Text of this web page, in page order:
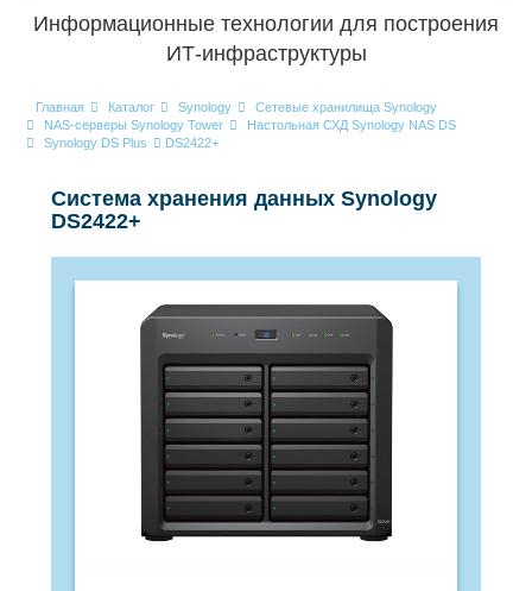
Информационные технологии для построения
ИТ-инфраструктуры
Главная Каталог Synology
Сетевые хранилища Synology
NAS-серверы Synology Tower
Настольная СХД Synology NAS DS
Synology DS Plus
DS2422+
Система хранения данных Synology
DS2422+